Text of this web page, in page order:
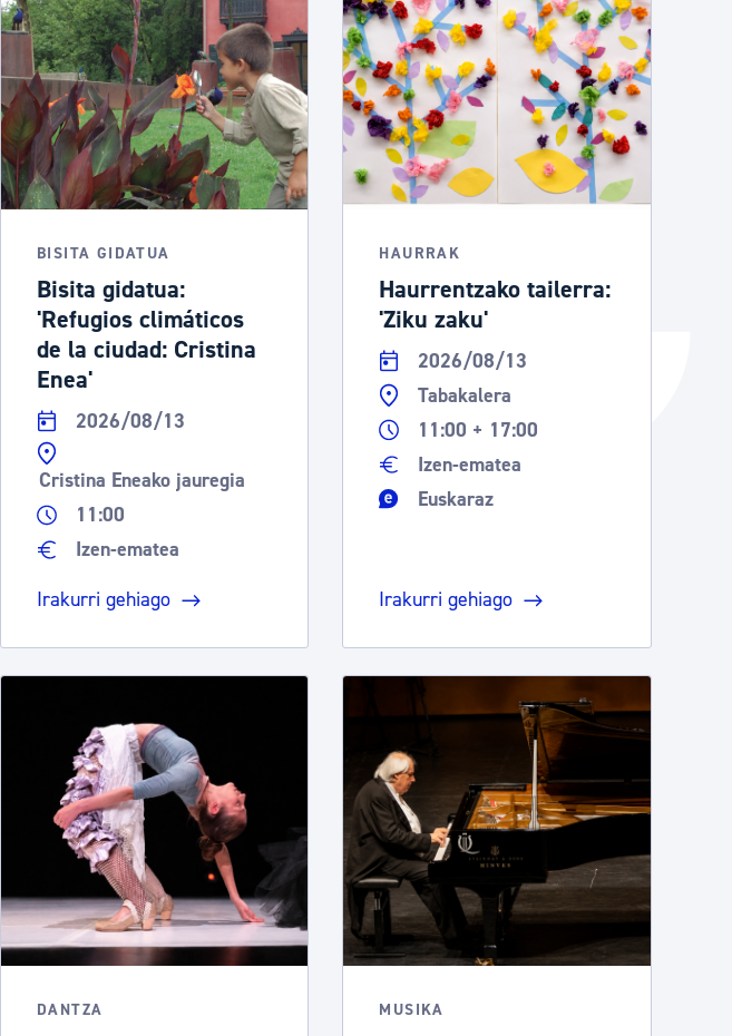
Udal administrazioa
Iragarki ofizialen taula
Egutegi fiskala
Gardentasun ataria
Izapideen katalogoa
Tramitaziorako laguntza
BISITA GIDATUA
Bisita gidatua:
'Refugios climáticos
de la ciudad: Cristina
Enea'
2026/08/13
Cristina Eneako jauregia
11:00
Izen-ematea
Irakurri gehiago
HAURRAK
Haurrentzako tailerra:
'Ziku zaku'
2026/08/13
Tabakalera
11:00 + 17:00
Izen-ematea
Euskaraz
Irakurri gehiago
DANTZA MUSIKA